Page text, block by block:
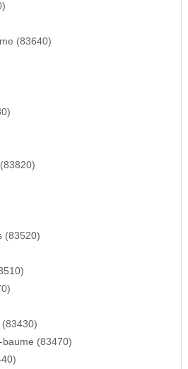
(83640)
(83520)
baume (83470)